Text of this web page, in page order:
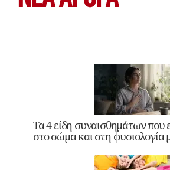
Τα 4 είδη συναισθημάτων που
στο σώμα και στη φυσιολογία